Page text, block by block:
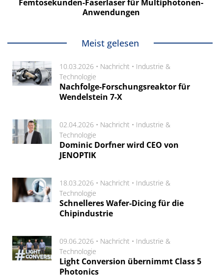
Femtosekunden-Faserlaser für Multiphotonen-
Anwendungen
Meist gelesen
10.03.2026 • Nachricht • Industrie &
Technologie
Nachfolge-Forschungsreaktor für
Wendelstein 7-X
02.04.2026 • Nachricht • Industrie &
Technologie
Dominic Dorfner wird CEO von
JENOPTIK
18.03.2026 • Nachricht • Industrie &
Technologie
Schnelleres Wafer-Dicing für die
Chipindustrie
09.06.2026 • Nachricht • Industrie &
Technologie
Light Conversion übernimmt Class 5
Photonics